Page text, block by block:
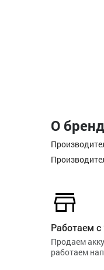
О
Работаем с
Продаем
работаем